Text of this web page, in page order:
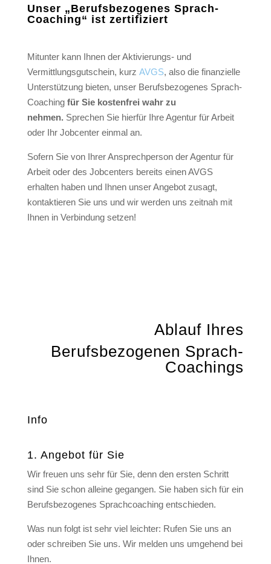
Unser „Berufsbezogenes Sprach-
Coaching“ ist zertifiziert
Mitunter kann Ihnen der Aktivierungs- und
Vermittlungsgutschein, kurz AVGS, also die finanzielle
Unterstützung bieten, unser Berufsbezogenes Sprach-
Coaching für Sie kostenfrei wahr zu
nehmen. Sprechen Sie hierfür Ihre Agentur für Arbeit
oder Ihr Jobcenter einmal an.
Sofern Sie von Ihrer Ansprechperson der Agentur für
Arbeit oder des Jobcenters bereits einen AVGS
erhalten haben und Ihnen unser Angebot zusagt,
kontaktieren Sie uns und wir werden uns zeitnah mit
Ihnen in Verbindung setzen!
Ablauf Ihres
Berufsbezogenen Sprach-
Coachings
Info
1. Angebot für Sie
Wir freuen uns sehr für Sie, denn den ersten Schritt
sind Sie schon alleine gegangen. Sie haben sich für ein
Berufsbezogenes Sprachcoaching entschieden.
Was nun folgt ist sehr viel leichter: Rufen Sie uns an
oder schreiben Sie uns. Wir melden uns umgehend bei
Ihnen.